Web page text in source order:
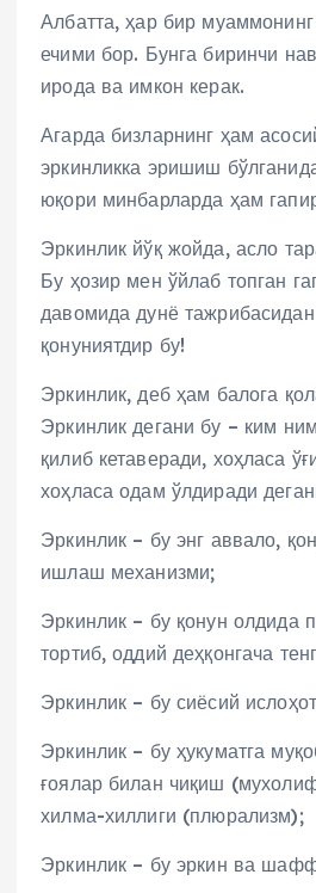
Албатта, ҳар бир
ечими бор. Бунга биринчи
ирода ва имкон керак.
Агарда бизларнинг ҳам
эркинликка эришиш
юқори минбарларда ҳам
Эркинлик йўқ жойда, асло
Бу ҳозир мен ўйлаб топган
давомида дунё
қонуниятдир бу!
Эркинлик, деб ҳам балога
Эркинлик дегани бу – ким
қилиб кетаверади, хоҳласа
хоҳласа одам ўлдиради
Эркинлик – бу энг аввало,
ишлаш механизми;
Эркинлик – бу қонун олдида
тортиб, оддий деҳқонгача
Эркинлик – бу сиёсий
Эркинлик – бу ҳукуматга
ғоялар билан чиқиш
хилма-хиллиги (плюрализм);
Эркинлик – бу эркин ва